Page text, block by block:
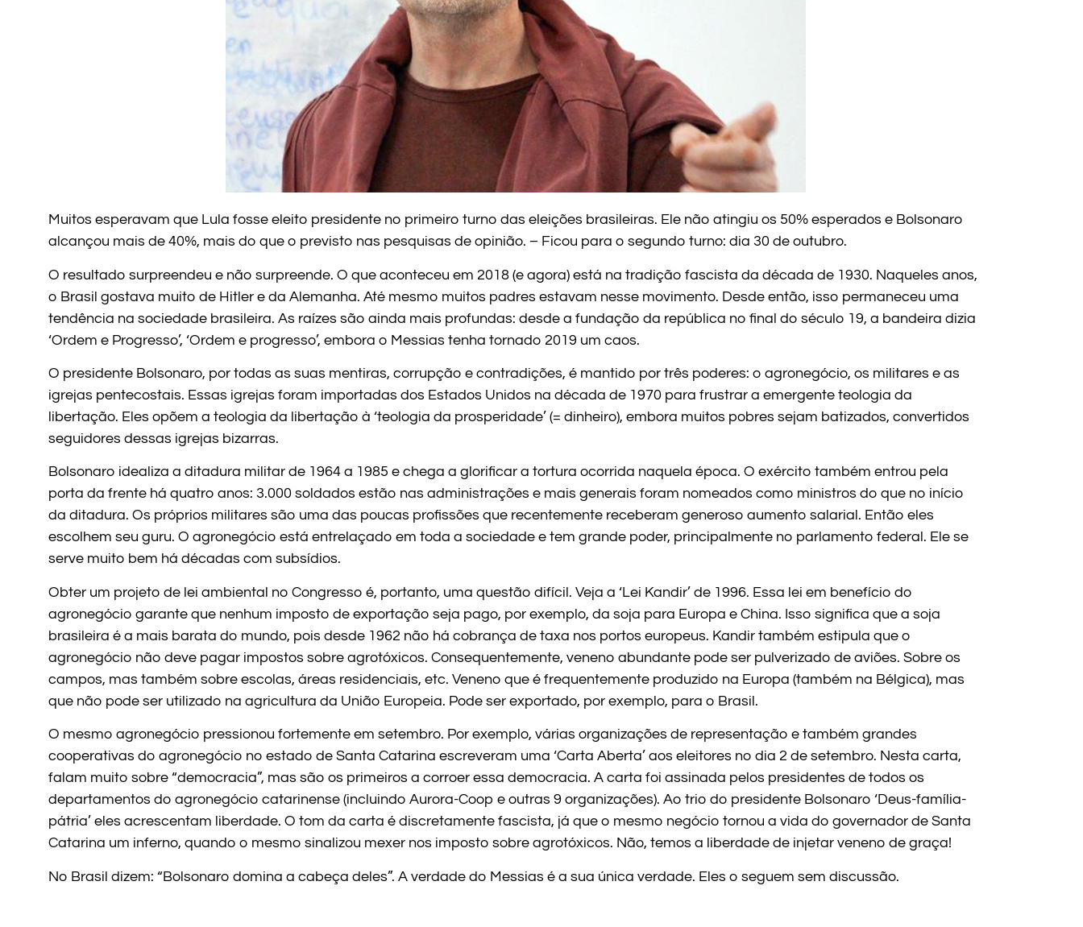
Muitos esperavam que Lula fosse eleito presidente no primeiro turno das eleições brasileiras. Ele não atingiu os 50% esperados e Bolsonaro
alcançou mais de 40%, mais do que o previsto nas pesquisas de opinião. – Ficou para o segundo turno: dia 30 de outubro.
O resultado surpreendeu e não surpreende. O que aconteceu em 2018 (e agora) está na tradição fascista da década de 1930. Naqueles anos,
o Brasil gostava muito de Hitler e da Alemanha. Até mesmo muitos padres estavam nesse movimento. Desde então, isso permaneceu uma
tendência na sociedade brasileira. As raízes são ainda mais profundas: desde a fundação da república no final do século 19, a bandeira dizia
‘Ordem e Progresso’, ‘Ordem e progresso’, embora o Messias tenha tornado 2019 um caos.
O presidente Bolsonaro, por todas as suas mentiras, corrupção e contradições, é mantido por três poderes: o agronegócio, os militares e as
igrejas pentecostais. Essas igrejas foram importadas dos Estados Unidos na década de 1970 para frustrar a emergente teologia da
libertação. Eles opõem a teologia da libertação à ‘teologia da prosperidade’ (= dinheiro), embora muitos pobres sejam batizados, convertidos
seguidores dessas igrejas bizarras.
Bolsonaro idealiza a ditadura militar de 1964 a 1985 e chega a glorificar a tortura ocorrida naquela época. O exército também entrou pela
porta da frente há quatro anos: 3.000 soldados estão nas administrações e mais generais foram nomeados como ministros do que no início
da ditadura. Os próprios militares são uma das poucas profissões que recentemente receberam generoso aumento salarial. Então eles
escolhem seu guru. O agronegócio está entrelaçado em toda a sociedade e tem grande poder, principalmente no parlamento federal. Ele se
serve muito bem há décadas com subsídios.
Obter um projeto de lei ambiental no Congresso é, portanto, uma questão difícil. Veja a ‘Lei Kandir’ de 1996. Essa lei em benefício do
agronegócio garante que nenhum imposto de exportação seja pago, por exemplo, da soja para Europa e China. Isso significa que a soja
brasileira é a mais barata do mundo, pois desde 1962 não há cobrança de taxa nos portos europeus. Kandir também estipula que o
agronegócio não deve pagar impostos sobre agrotóxicos. Consequentemente, veneno abundante pode ser pulverizado de aviões. Sobre os
campos, mas também sobre escolas, áreas residenciais, etc. Veneno que é frequentemente produzido na Europa (também na Bélgica), mas
que não pode ser utilizado na agricultura da União Europeia. Pode ser exportado, por exemplo, para o Brasil.
O mesmo agronegócio pressionou fortemente em setembro. Por exemplo, várias organizações de representação e também grandes
cooperativas do agronegócio no estado de Santa Catarina escreveram uma ‘Carta Aberta’ aos eleitores no dia 2 de setembro. Nesta carta,
falam muito sobre “democracia”, mas são os primeiros a corroer essa democracia. A carta foi assinada pelos presidentes de todos os
departamentos do agronegócio catarinense (incluindo Aurora-Coop e outras 9 organizações). Ao trio do presidente Bolsonaro ‘Deus-família-
pátria’ eles acrescentam liberdade. O tom da carta é discretamente fascista, já que o mesmo negócio tornou a vida do governador de Santa
Catarina um inferno, quando o mesmo sinalizou mexer nos imposto sobre agrotóxicos. Não, temos a liberdade de injetar veneno de graça!
No Brasil dizem: “Bolsonaro domina a cabeça deles”. A verdade do Messias é a sua única verdade. Eles o seguem sem discussão.